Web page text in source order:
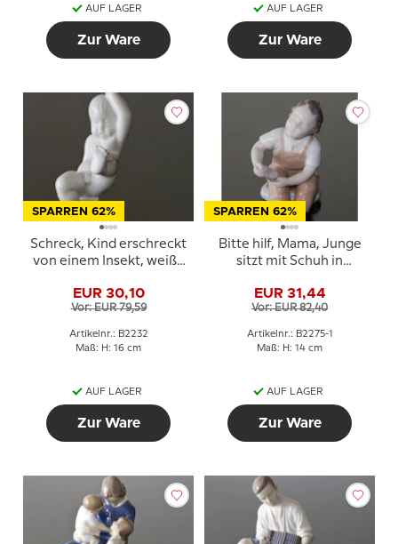
AUF LAGER
Zur Ware
AUF LAGER
Zur Ware
SPARREN 62%
Schreck, Kind erschreckt
von einem Insekt, weiße
Kinderfigur Nr. 464 oder
2232
EUR 30,10
Vor: EUR 79,59
Artikelnr.: B2232
Maß: H: 16 cm
AUF LAGER
Zur Ware
SPARREN 62%
Bitte hilf, Mama, Junge
sitzt mit Schuh in
Gröndahl Figur Nr. 2275
EUR 31,44
Vor: EUR 82,40
Artikelnr.: B2275-1
Maß: H: 14 cm
AUF LAGER
Zur Ware